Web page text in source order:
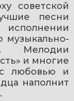
советской
песни
музыкально-
Мелодии
и многие
любовью и
наполнит